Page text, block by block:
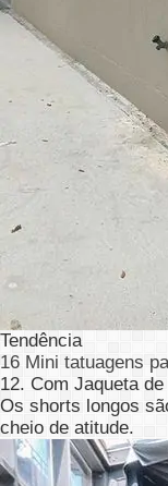
Tendência
16 Mini tatuagens
12. Com Jaqueta
Os shorts longos
cheio de atitude.